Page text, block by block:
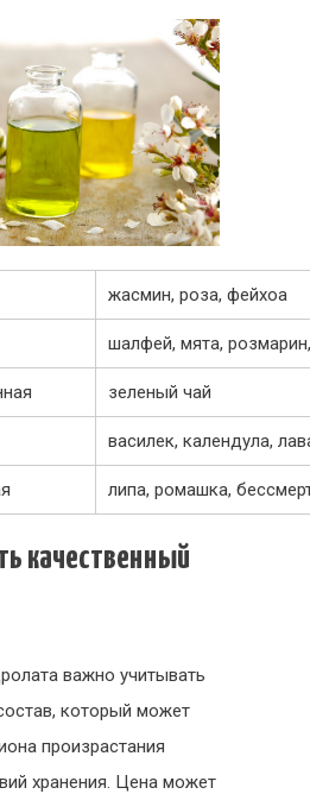
жасмин, роза, фейхоа
шалфей, мята,
зеленый чай
василек, календула,
липа, ромашка,
качественный
важно учитывать
который может
произрастания
хранения. Цена может